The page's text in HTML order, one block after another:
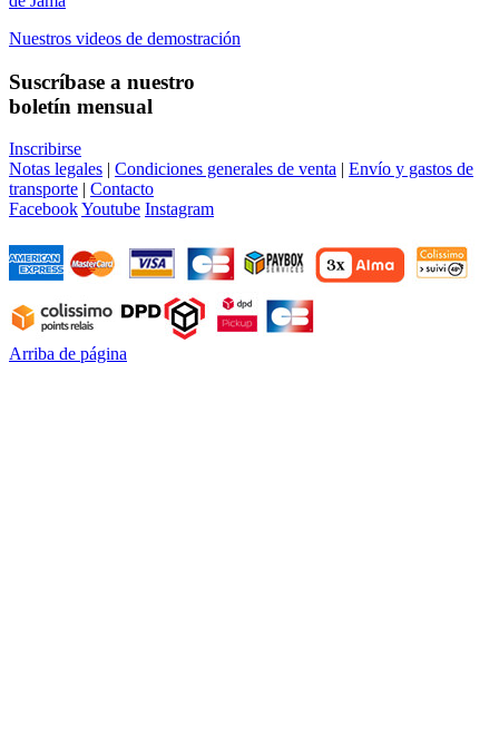
Nuestros videos de demostración
Suscríbase a nuestro
boletín mensual
Inscribirse
Notas legales | Condiciones generales de venta | Envío y gastos de
transporte | Contacto
FacebookYoutube Instagram
Arriba de página